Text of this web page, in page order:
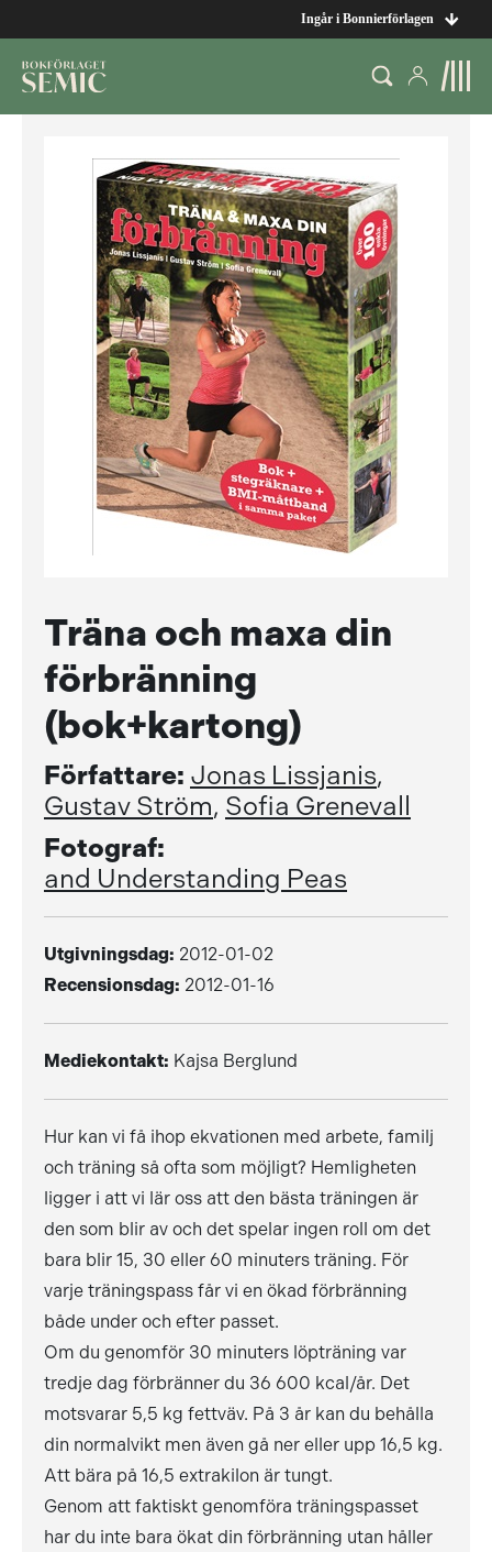
Ingår i Bonnierförlagen
Träna och maxa din
förbränning
(bok+kartong)
Författare: Jonas Lissjanis,
Gustav Ström, Sofia Grenevall
Fotograf:
and Understanding Peas
Utgivningsdag: 2012-01-02
Recensionsdag: 2012-01-16
Mediekontakt: Kajsa Berglund
Hur kan vi få ihop ekvationen med arbete, familj
och träning så ofta som möjligt? Hemligheten
ligger i att vi lär oss att den bästa träningen är
den som blir av och det spelar ingen roll om det
bara blir 15, 30 eller 60 minuters träning. För
varje träningspass får vi en ökad förbränning
både under och efter passet.
Om du genomför 30 minuters löpträning var
tredje dag förbränner du 36 600 kcal/år. Det
motsvarar 5,5 kg fettväv. På 3 år kan du behålla
din normalvikt men även gå ner eller upp 16,5 kg.
Att bära på 16,5 extrakilon är tungt.
Genom att faktiskt genomföra träningspasset
har du inte bara ökat din förbränning utan håller